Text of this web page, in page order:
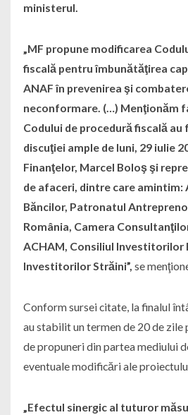
ministerul.
„MF propune modificarea
fiscală pentru îmbunătăţirea
ANAF în prevenirea şi
neconformare. (…) Menţionăm
Codului de procedură fiscală
discuţiei ample de luni, 29 iulie
Finanţelor, Marcel Boloş şi
de afaceri, dintre care amintim:
Băncilor, Patronatul
România, Camera
ACHAM, Consiliul Investitorilor
Investitorilor Străini”, se
Conform sursei citate, la finalul
au stabilit un termen de 20 de
de propuneri din partea mediului
eventuale modificări ale
„Efectul sinergic al tuturor